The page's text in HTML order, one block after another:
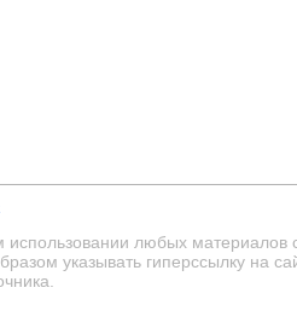
любых материалов
указывать гиперссылку на